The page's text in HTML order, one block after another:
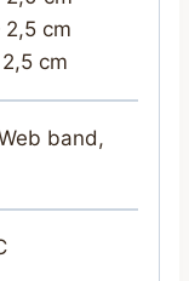
cm
cm
band,